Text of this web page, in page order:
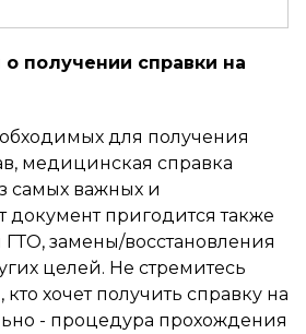
получении справки на
для получения
медицинская справка
самых важных и
документ пригодится также
замены/восстановления
целей. Не стремитесь
кто хочет получить справку на
- процедура прохождения